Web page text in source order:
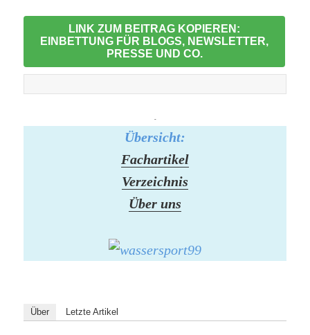
LINK ZUM BEITRAG KOPIEREN:
EINBETTUNG FÜR BLOGS, NEWSLETTER,
PRESSE UND CO.
-
Übersicht:
Fachartikel
Verzeichnis
Über uns
Über Letzte Artikel